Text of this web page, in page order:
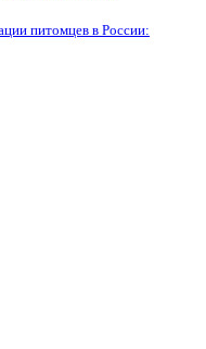
питомцев в России: